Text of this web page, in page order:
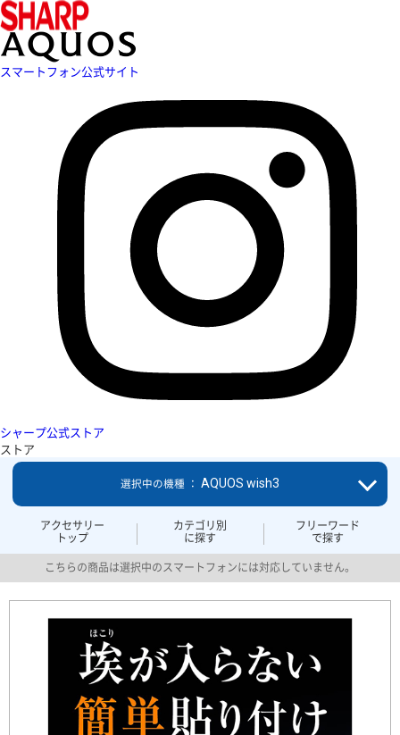
スマートフォン公式サイト
シャープ公式ストア
ストア
アクセサリー
トップ
カテゴリ別
に探す
フリーワード
で探す
選択中の機種 ： AQUOS wish3
こちらの商品は選択中のスマートフォンには対応していません。